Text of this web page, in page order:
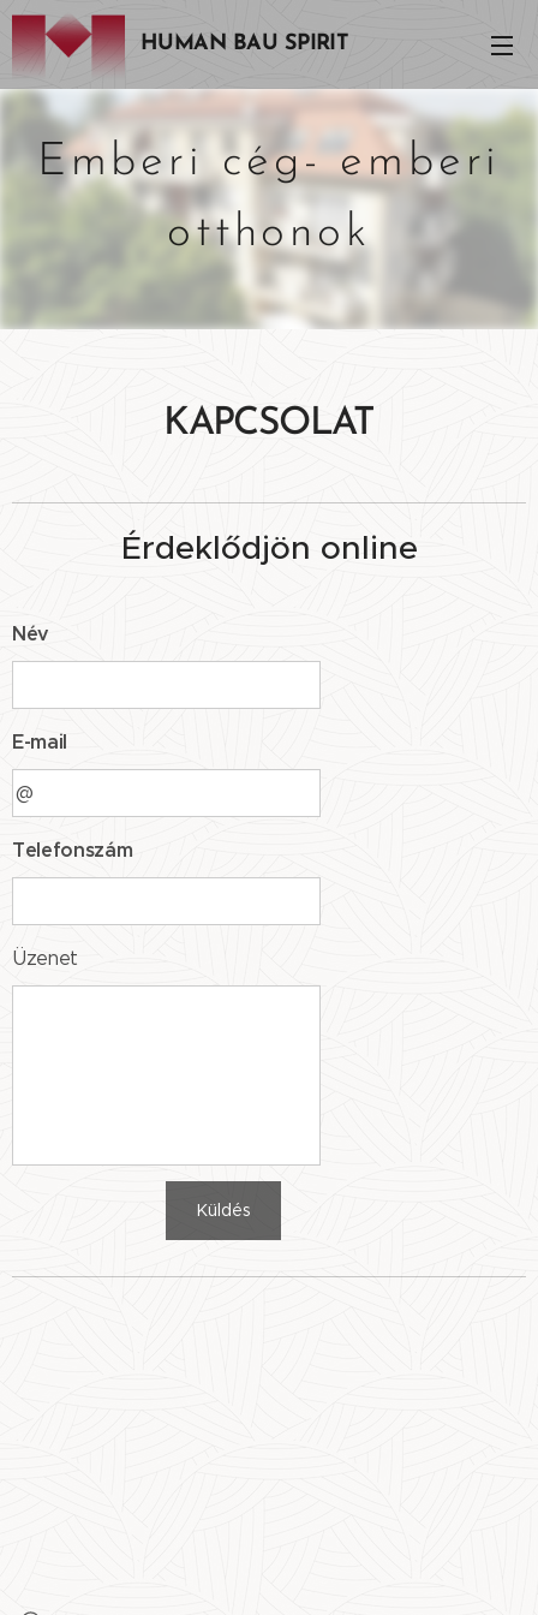
HUMAN BAU SPIRIT
Emberi cég- emberi
otthonok
KAPCSOLAT
Érdeklődjön online
Név
E-mail
Telefonszám
Üzenet
Küldés